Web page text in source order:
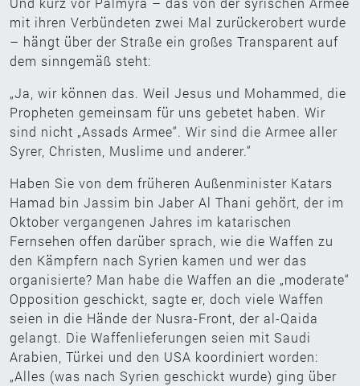
mit ihren Verbündeten zwei Mal zurückerobert wurde
– hängt über der Straße ein großes Transparent auf
dem sinngemäß steht:
„Ja, wir können das. Weil Jesus und Mohammed, die
Propheten gemeinsam für uns gebetet haben. Wir
sind nicht „Assads Armee“. Wir sind die Armee aller
Syrer, Christen, Muslime und anderer.“
Haben Sie von dem früheren Außenminister Katars
Hamad bin Jassim bin Jaber Al Thani gehört, der im
Oktober vergangenen Jahres im katarischen
Fernsehen offen darüber sprach, wie die Waffen zu
den Kämpfern nach Syrien kamen und wer das
organisierte? Man habe die Waffen an die „moderate“
Opposition geschickt, sagte er, doch viele Waffen
seien in die Hände der Nusra-Front, der al-Qaida
gelangt. Die Waffenlieferungen seien mit Saudi
Arabien, Türkei und den USA koordiniert worden:
„Alles (was nach Syrien geschickt wurde) ging über